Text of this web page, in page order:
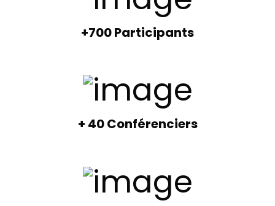
+700 Participants
+ 40 Conférenciers